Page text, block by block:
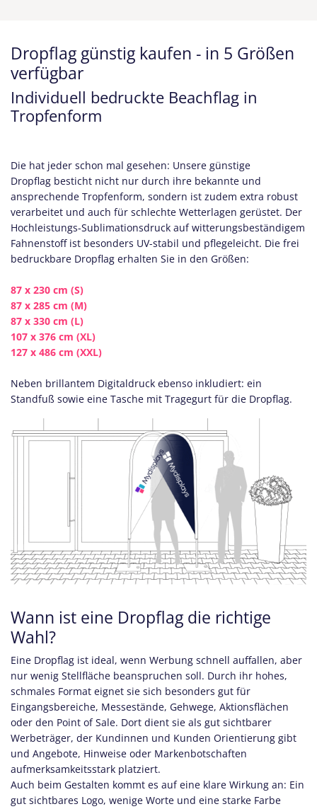
Dropflag günstig kaufen - in 5 Größen
verfügbar
Individuell bedruckte Beachflag in
Tropfenform
Die hat jeder schon mal gesehen: Unsere günstige
Dropflag besticht nicht nur durch ihre bekannte und
ansprechende Tropfenform, sondern ist zudem extra robust
verarbeitet und auch für schlechte Wetterlagen gerüstet. Der
Hochleistungs-Sublimationsdruck auf witterungsbeständigem
Fahnenstoff ist besonders UV-stabil und pflegeleicht. Die frei
bedruckbare Dropflag erhalten Sie in den Größen:
87 x 230 cm (S)
87 x 285 cm (M)
87 x 330 cm (L)
107 x 376 cm (XL)
127 x 486 cm (XXL)
Neben brillantem Digitaldruck ebenso inkludiert: ein
Standfuß sowie eine Tasche mit Tragegurt für die Dropflag.
Wann ist eine Dropflag die richtige
Wahl?
Eine Dropflag ist ideal, wenn Werbung schnell auffallen, aber
nur wenig Stellfläche beanspruchen soll. Durch ihr hohes,
schmales Format eignet sie sich besonders gut für
Eingangsbereiche, Messestände, Gehwege, Aktionsflächen
oder den Point of Sale. Dort dient sie als gut sichtbarer
Werbeträger, der Kundinnen und Kunden Orientierung gibt
und Angebote, Hinweise oder Markenbotschaften
aufmerksamkeitsstark platziert.
Auch beim Gestalten kommt es auf eine klare Wirkung an: Ein
gut sichtbares Logo, wenige Worte und eine starke Farbe